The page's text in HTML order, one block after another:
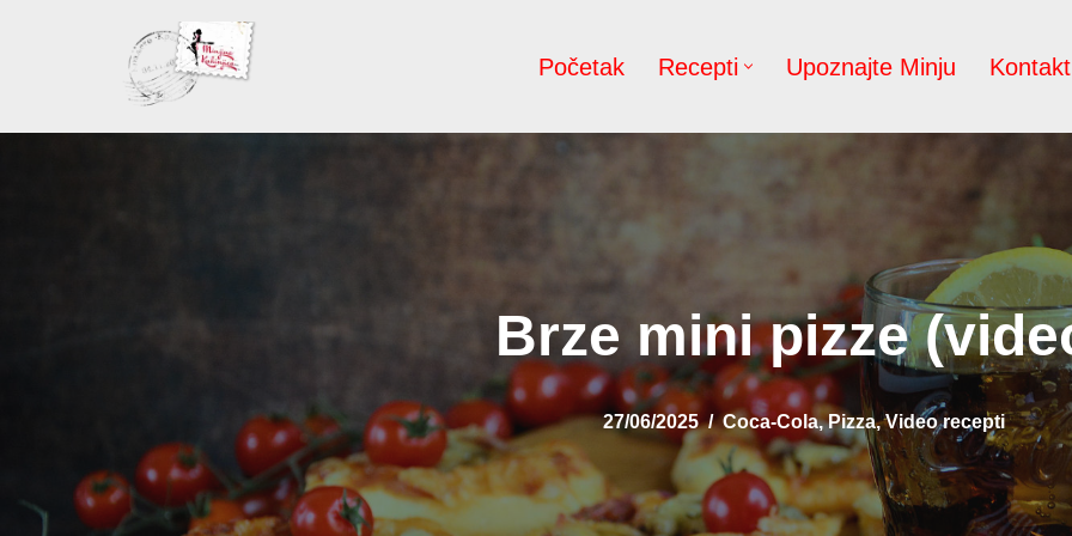
sadržaj
Početak Recepti Upoznajte Minju Kontakt
Brze mini pizze
27/06/2025 Coca-Cola,Pizza,Video recepti